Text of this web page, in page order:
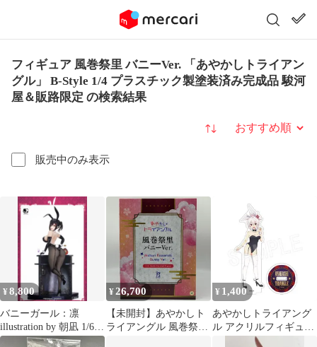
フィギュア 風巻祭里 バニーVer. 「あやかしトライアン
グル」 B-Style 1/4 プラスチック製塗装済み完成品 駿河
屋＆販路限定 の検索結果
販売中のみ表示
並び替え
¥8,800
バニーガール：凛
illustration by 朝凪 1/6ス
ケール
¥26,700
【未開封】あやかしト
ライアングル 風巻祭里
¥ 1,400
あやかしトライアング
ル アクリルフィギュア
スタンド バニーver. 風